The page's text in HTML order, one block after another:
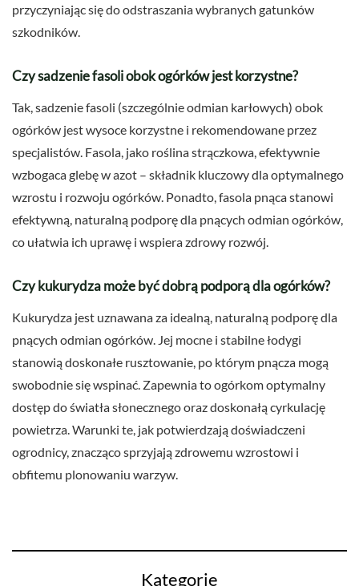
przyczyniając się do odstraszania wybranych gatunków
szkodników.
Czy sadzenie fasoli obok ogórków jest korzystne?
Tak, sadzenie fasoli (szczególnie odmian karłowych) obok
ogórków jest wysoce korzystne i rekomendowane przez
specjalistów. Fasola, jako roślina strączkowa, efektywnie
wzbogaca glebę w azot – składnik kluczowy dla optymalnego
wzrostu i rozwoju ogórków. Ponadto, fasola pnąca stanowi
efektywną, naturalną podporę dla pnących odmian ogórków,
co ułatwia ich uprawę i wspiera zdrowy rozwój.
Czy kukurydza może być dobrą podporą dla ogórków?
Kukurydza jest uznawana za idealną, naturalną podporę dla
pnących odmian ogórków. Jej mocne i stabilne łodygi
stanowią doskonałe rusztowanie, po którym pnącza mogą
swobodnie się wspinać. Zapewnia to ogórkom optymalny
dostęp do światła słonecznego oraz doskonałą cyrkulację
powietrza. Warunki te, jak potwierdzają doświadczeni
ogrodnicy, znacząco sprzyjają zdrowemu wzrostowi i
obfitemu plonowaniu warzyw.
Kategorie